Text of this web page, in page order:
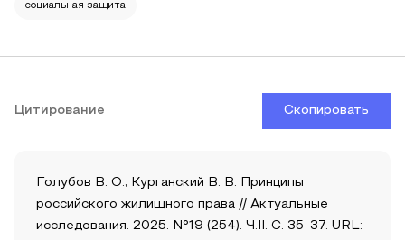
социальная защита
Цитирование Скопировать
Голубов В. О., Курганский В. В. Принципы
российского жилищного права // Актуальные
исследования. 2025. №19 (254). Ч.II. С. 35-37. URL: